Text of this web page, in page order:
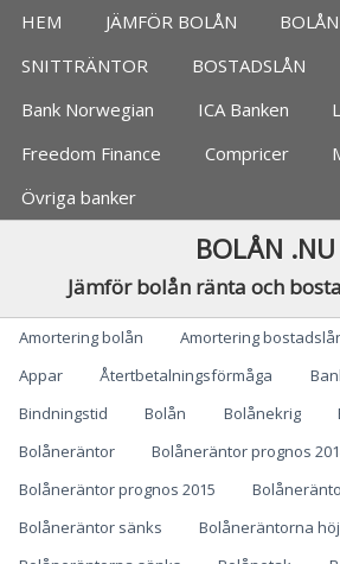
Jämför bolån, banker
HEM JÄMFÖR BOLÅN
SNITTRÄNTOR
BOSTADSLÅN
Bank Norwegian
ICA Banken
Freedom Finance
Compricer
Övriga banker
BOLÅN .NU
Jämför bolån ränta och
Categories
Amortering bolån Amortering
Appar
Återtbetalningsförmåga
Bindningstid
Bolån Bolånekrig
Bolåneräntor
Bolåneräntor prognos
Bolåneräntor prognos 2015
Bolåneräntor sänks
Bolåneräntorna